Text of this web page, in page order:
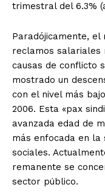
trimestral del 6.3%
Paradójicamente,
reclamos salariales
causas de conflicto
mostrado un
con el nivel más
2006. Esta «pax
avanzada edad de
más enfocada en la
sociales.
remanente se
sector público.